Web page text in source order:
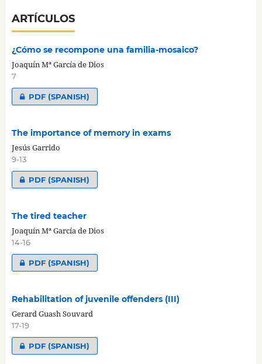
ARTÍCULOS
¿Cómo se recompone una familia-mosaico?
Joaquín Mª García de Dios
7
PDF (SPANISH)
The importance of memory in exams
Jesús Garrido
9-13
PDF (SPANISH)
The tired teacher
Joaquín Mª García de Dios
14-16
PDF (SPANISH)
Rehabilitation of juvenile offenders (III)
Gerard Guash Souvard
17-19
PDF (SPANISH)